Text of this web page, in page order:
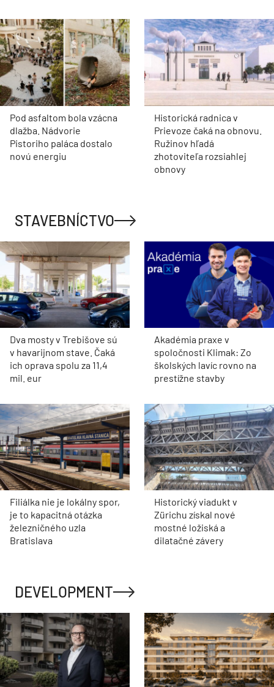
Pod asfaltom bola vzácna
dlažba. Nádvorie
Pistoriho paláca dostalo
novú energiu
Historická radnica v
Prievoze čaká na obnovu.
Ružinov hľadá
zhotoviteľa rozsiahlej
obnovy
STAVEBNÍCTVO
Dva mosty v Trebišove sú
v havarijnom stave. Čaká
ich oprava spolu za 11,4
mil. eur
Akadémia praxe v
spoločnosti Klimak: Zo
školských lavíc rovno na
prestížne stavby
Filiálka nie je lokálny spor,
je to kapacitná otázka
železničného uzla
Bratislava
Historický viadukt v
Zürichu získal nové
mostné ložiská a
dilatačné závery
DEVELOPMENT